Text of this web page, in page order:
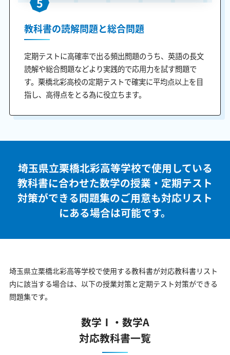
教科書の読解問題と総合問題
定期テストに高確率で出る頻出問題のうち、英語の長文
読解や総合問題などより実践的で応用力を試す問題で
す。栗橋北彩高校の定期テストで確実に平均点以上を目
指し、高得点をとる為に役立ちます。
埼玉県立栗橋北彩高等学校で使用している
教科書に合わせた数学の授業・定期テスト
対策ができる問題集のご用意も対応リスト
にある場合は可能です。
埼玉県立栗橋北彩高等学校で使用する教科書が対応教科書リスト
内に該当する場合は、以下の授業対策と定期テスト対策ができる
問題集です。
数学Ⅰ・数学A
対応教科書一覧